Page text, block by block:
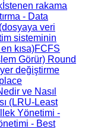
İstenen rakama
- Data
veri
sisteminin
kısa)FCFS
Görür) Round
değiştirme
ve Nasıl
(LRU-Least
Yönetimi -
- Best